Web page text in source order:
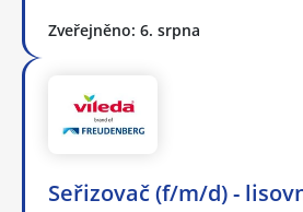
Zveřejněno: 6. srpna
Seřizovač (f/m/d) -